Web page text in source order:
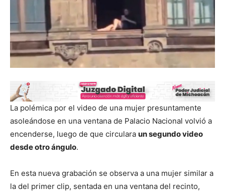
La polémica por el video de una mujer presuntamente
asoleándose en una ventana de Palacio Nacional volvió a
encenderse, luego de que circulara un segundo video
desde otro ángulo.
En esta nueva grabación se observa a una mujer similar a
la del primer clip, sentada en una ventana del recinto,